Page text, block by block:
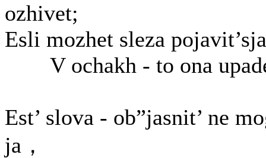
ozhivet;
Esli mozhet sleza pojavit’sja
V ochakh - to ona
Est’ slova - ob”jasnit’ ne
ja，